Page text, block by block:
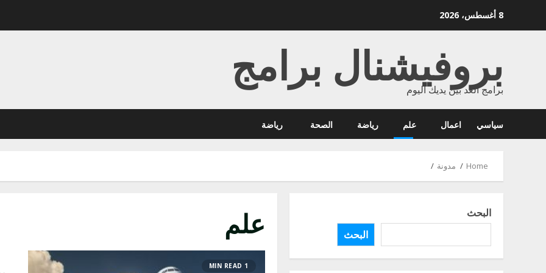
8 أغسطس، 2026
بروفيشنال برامج
برامج الغد بين يديك اليوم
سياسي اعمال علم رياضة الصحة رياضة
Home مدونة
علم
1 MIN READ
البحث
البحث